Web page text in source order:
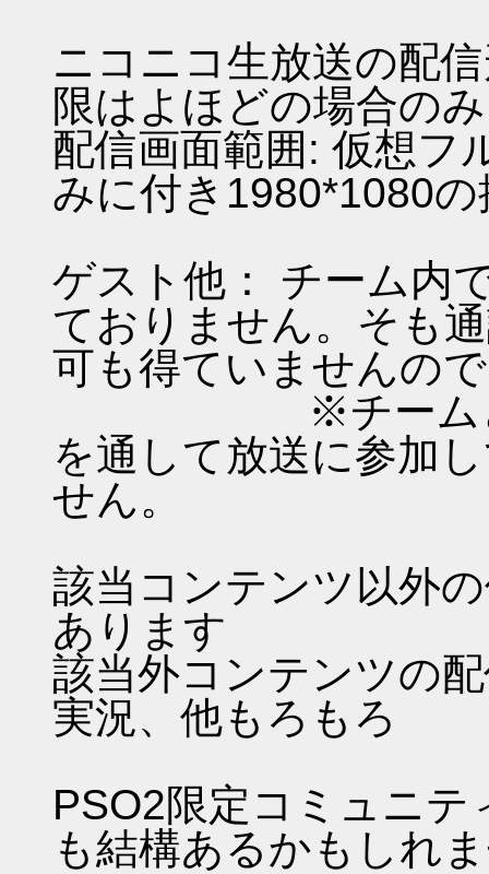
ニコニコ生放送の配
限はよほどの場合の
配信画面範囲: 仮想フ
みに付き1980*1080
ゲスト他： チーム内
ておりません。そも
可も得ていませんの
※チームとは無
を通して放送に参加
せん。
該当コンテンツ以外
あります
該当外コンテンツの
実況、他もろもろ
PSO2限定コミュニ
も結構あるかもしれ